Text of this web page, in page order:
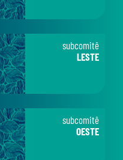
subcomitê
LESTE
subcomitê
OESTE